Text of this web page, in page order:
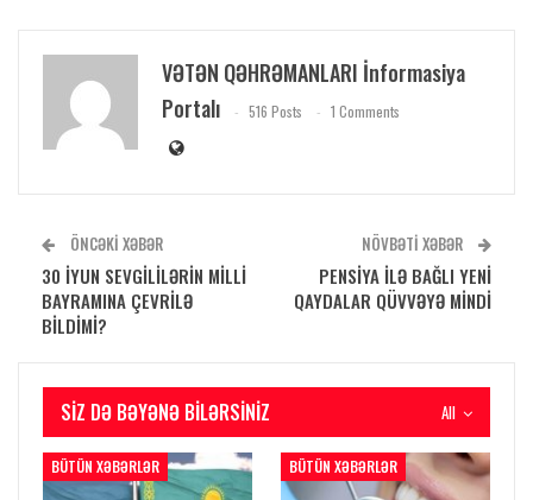
VƏTƏN QƏHRƏMANLARI İnformasiya
Portalı
516 Posts 1 Comments
ÖNCƏKI XƏBƏR
30 İYUN SEVGİLİLƏRİN MİLLİ
BAYRAMINA ÇEVRİLƏ
BİLDİMİ?
NÖVBƏTI XƏBƏR
PENSİYA İLƏ BAĞLI YENİ
QAYDALAR QÜVVƏYƏ MİNDİ
All
SIZ DƏ BƏYƏNƏ BILƏRSINIZ
BÜTÜN XƏBƏRLƏR BÜTÜN XƏBƏRLƏR